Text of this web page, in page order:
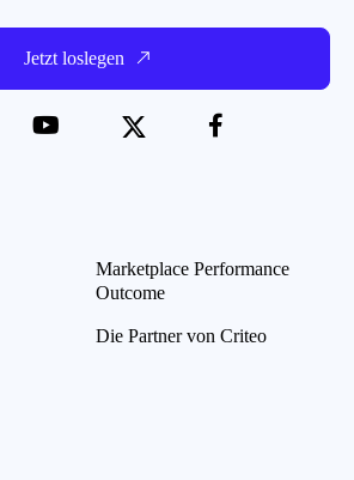
Jetzt loslegen
Marketplace Performance
Outcome
Die Partner von Criteo